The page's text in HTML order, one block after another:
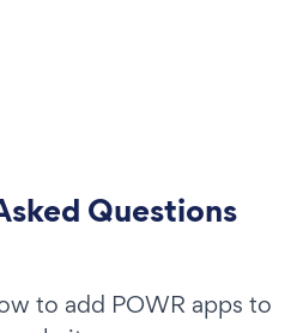
Questions
to add POWR apps to